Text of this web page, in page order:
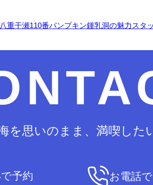
八重干瀬110番パンプキン鍾乳洞の魅力 スタ
を思いのまま、満喫した
予約 お電話